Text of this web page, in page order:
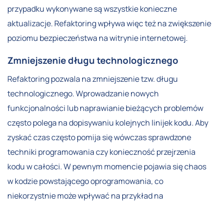
przypadku wykonywane są wszystkie konieczne
aktualizacje. Refaktoring wpływa więc też na zwiększenie
poziomu bezpieczeństwa na witrynie internetowej.
Zmniejszenie długu technologicznego
Refaktoring pozwala na zmniejszenie tzw. długu
technologicznego. Wprowadzanie nowych
funkcjonalności lub naprawianie bieżących problemów
często polega na dopisywaniu kolejnych linijek kodu. Aby
zyskać czas często pomija się wówczas sprawdzone
techniki programowania czy konieczność przejrzenia
kodu w całości. W pewnym momencie pojawia się chaos
w kodzie powstającego oprogramowania, co
niekorzystnie może wpływać na przykład na